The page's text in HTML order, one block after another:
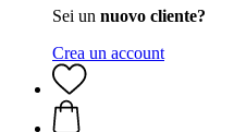
Sei un nuovo cliente?
Crea un account